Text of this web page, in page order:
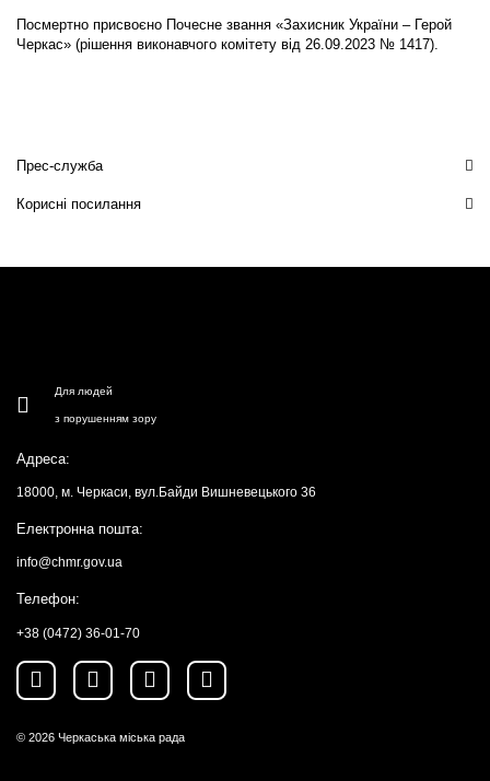
Посмертно присвоєно Почесне звання «Захисник України – Герой
Черкас» (рішення виконавчого комітету від 26.09.2023 № 1417).
Прес-служба
Корисні посилання
Для людей
з порушенням зору
Адреса:
18000, м. Черкаси, вул.Байди Вишневецького 36
Електронна пошта:
info@chmr.gov.ua
Телефон:
+38 (0472) 36-01-70
© 2026 Черкаська міська рада